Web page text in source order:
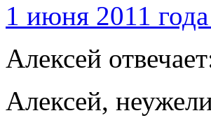
1 июня 2011
Алексей
Алексей,